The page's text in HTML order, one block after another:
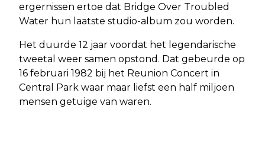
ergernissen ertoe dat Bridge Over Troubled
Water hun laatste studio-album zou worden.
Het duurde 12 jaar voordat het legendarische
tweetal weer samen opstond. Dat gebeurde op
16 februari 1982 bij het Reunion Concert in
Central Park waar maar liefst een half miljoen
mensen getuige van waren.